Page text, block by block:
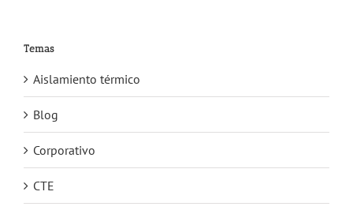
Temas
Aislamiento térmico
Blog
Corporativo
CTE